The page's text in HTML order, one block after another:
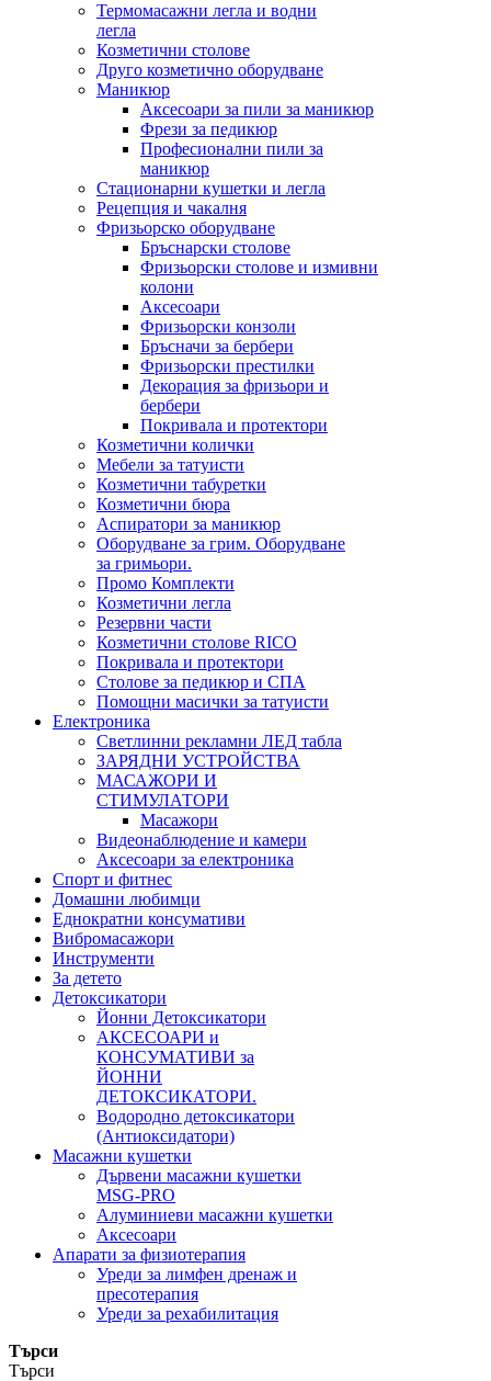
Термомасажни легла и водни
легла
Козметични столове
Друго козметично оборудване
Маникюр
Аксесоари за пили за маникюр
Фрези за педикюр
Професионални пили за
маникюр
Стационарни кушетки и легла
Рецепция и чакалня
Фризьорско оборудване
Бръснарски столове
Фризьорски столове и измивни
колони
Аксесоари
Фризьорски конзоли
Бръсначи за бербери
Фризьорски престилки
Декорация за фризьори и
бербери
Покривала и протектори
Козметични колички
Мебели за татуисти
Козметични табуретки
Козметични бюра
Аспиратори за маникюр
Оборудване за грим. Оборудване
за гримьори.
Промо Комплекти
Козметични легла
Резервни части
Козметични столове RICO
Покривала и протектори
Столове за педикюр и СПА
Помощни масички за татуисти
Електроника
Светлинни рекламни ЛЕД табла
ЗАРЯДНИ УСТРОЙСТВА
МАСАЖОРИ И
СТИМУЛАТОРИ
Масажори
Видеонаблюдение и камери
Аксесоари за електроника
Спорт и фитнес
Домашни любимци
Еднократни консумативи
Вибромасажори
Инструменти
За детето
Детоксикатори
Йонни Детоксикатори
АКСЕСОАРИ и
КОНСУМАТИВИ за
ЙОННИ
ДЕТОКСИКАТОРИ.
Водородно детоксикатори
(Антиоксидатори)
Масажни кушетки
Дървени масажни кушетки
MSG-PRO
Алуминиеви масажни кушетки
Аксесоари
Апарати за физиотерапия
Уреди за лимфен дренаж и
пресотерапия
Уреди за рехабилитация
Търси
Търси